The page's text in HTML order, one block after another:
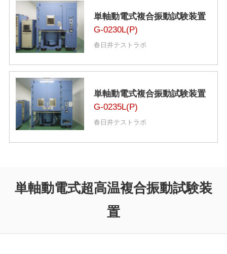
単軸動電式複合振動試験装置
G-0230L(P)
春日井テストラボ
単軸動電式複合振動試験装置
G-0235L(P)
春日井テストラボ
単軸動電式超高温複合振動試験装
置